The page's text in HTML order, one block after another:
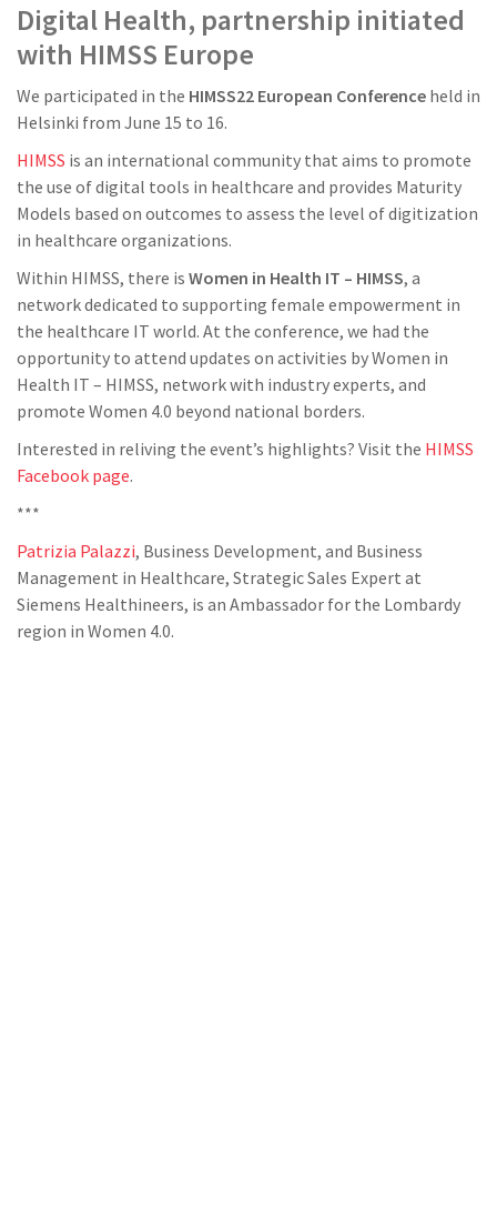
Digital Health, partnership initiated
with HIMSS Europe
We participated in the HIMSS22 European Conference held in
Helsinki from June 15 to 16.
HIMSS is an international community that aims to promote
the use of digital tools in healthcare and provides Maturity
Models based on outcomes to assess the level of digitization
in healthcare organizations.
Within HIMSS, there is Women in Health IT – HIMSS, a
network dedicated to supporting female empowerment in
the healthcare IT world. At the conference, we had the
opportunity to attend updates on activities by Women in
Health IT – HIMSS, network with industry experts, and
promote Women 4.0 beyond national borders.
Interested in reliving the event’s highlights? Visit the HIMSS
Facebook page.
***
Patrizia Palazzi, Business Development, and Business
Management in Healthcare, Strategic Sales Expert at
Siemens Healthineers, is an Ambassador for the Lombardy
region in Women 4.0.